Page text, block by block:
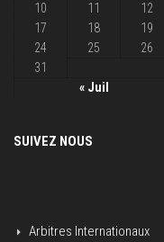
« Juil
10
11 12
17
18 19
24
25 26
31
SUIVEZ NOUS
Arbitres Internationaux